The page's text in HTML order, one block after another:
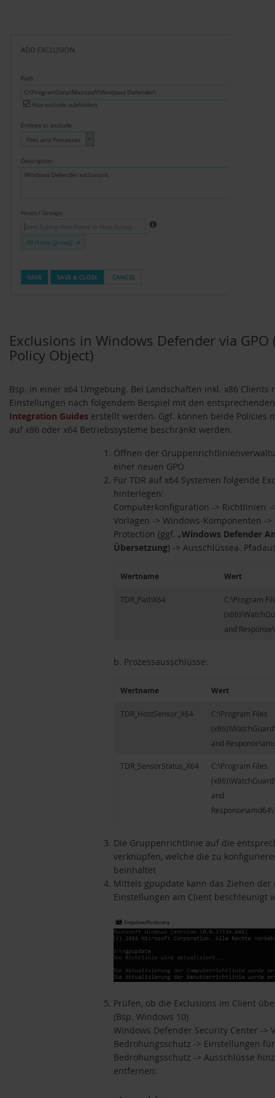
Exclusions in Windows Defender via GPO
Policy Object)
Bsp. in einer x64 Umgebung. Bei Landschaften inkl. x86 Clients
Einstellungen nach folgendem Beispiel mit den
Integration Guides erstellt werden. Ggf. können beide Policies
auf x86 oder x64 Betriebssysteme beschränkt werden.
Öffnen der
einer neuen GPO
Für TDR auf x64 Systemen folgende
hinterlegen:
Computerkonfiguration -> Richtlinien
Vorlagen -> Windows-Komponenten -
Protection (ggf. „Windows Defender
Übersetzung) -> Ausschlüssea.
Wertname Wert
TDR_PathX64
C:\Program
and Response\
b. Prozessausschlüsse:
Wertname Wert
TDR_HostSensor_X64
C:\Program Files
and
TDR_SensorStatus_X64
C:\Program Files
and
Die Gruppenrichtlinie auf die
verknüpfen, welche die zu
beinhaltet
Mittels gpupdate kann das Ziehen der
Einstellungen am Client beschleunigt
Prüfen, ob die Exclusions im Client
(Bsp. Windows 10)
Windows Defender Security Center ->
Bedrohungsschutz -> Einstellungen
Bedrohungsschutz -> Ausschlüsse
entfernen: